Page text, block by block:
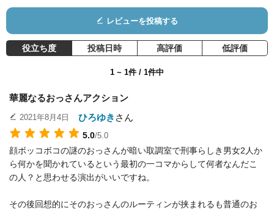
役：Brady Mansell
Paisley Cadorath
役：Sammy Mansell
役：Teddy Kuznetso
v
ハンバリー・ゴンザ
レス
役：Lupita Martin
Edsson Morales
役：Luis Martin
J・P・マヌー
レビューを投稿する
役立ち度 投稿日時 高評価 低評価
1 ~ 1件 / 1件中
華麗なるおっさんアクション
2021年8月4日 ひろゆき さん
5.0/5.0
顔ボッコボコの謎のおっさんが暗い取調室で刑事らしき男女2人か
ら何かを聞かれているという最初の一コマからして何者なんだこ
の人？と思わせる演出がいいですね。
その後回想的にそのおっさんのルーティンが挟まれるも普通のお